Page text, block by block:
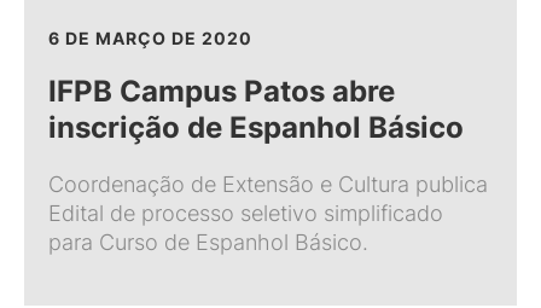
6 DE MARÇO DE 2020
IFPB Campus Patos abre
inscrição de Espanhol Básico
Coordenação de Extensão e Cultura publica
Edital de processo seletivo simplificado
para Curso de Espanhol Básico.